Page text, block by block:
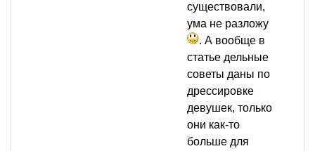
существовали,
ума не разложу
. А вообще в
статье дельные
советы даны по
дрессировке
девушек, только
они как-то
больше для